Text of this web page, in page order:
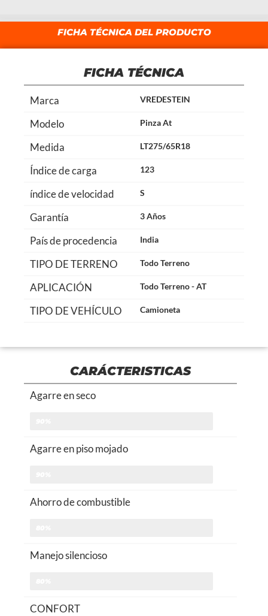
FICHA TÉCNICA DEL PRODUCTO
FICHA TÉCNICA
Marca VREDESTEIN
Modelo Pinza At
Medida LT275/65R18
Índice de carga 123
índice de velocidad S
Garantía 3 Años
País de procedencia India
TIPO DE TERRENO Todo Terreno
APLICACIÓN Todo Terreno - AT
TIPO DE VEHÍCULO Camioneta
CARÁCTERISTICAS
Agarre en seco
Agarre en piso mojado
Ahorro de combustible
Manejo silencioso
CONFORT